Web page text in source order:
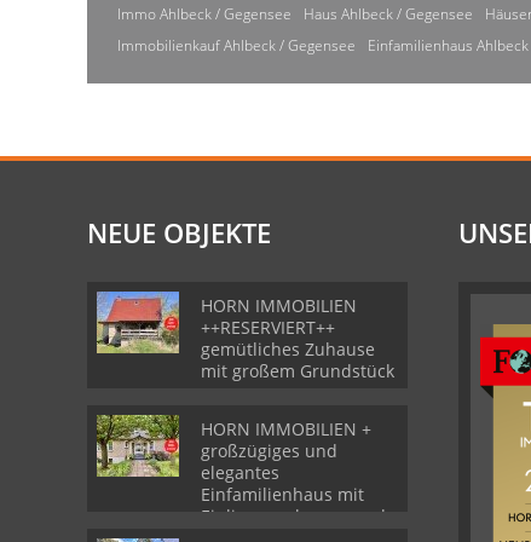
Immo Ahlbeck / Gegensee Haus Ahlbeck / Gegensee
Immobilienkauf Ahlbeck / Gegensee
Einfamilienhaus
NEUE OBJEKTE
HORN IMMOBILIEN
++RESERVIERT++
gemütliches Zuhause
mit großem Grundstück
HORN IMMOBILIEN +
großzügiges und
elegantes
Einfamilienhaus mit
Einliegerwohnung und